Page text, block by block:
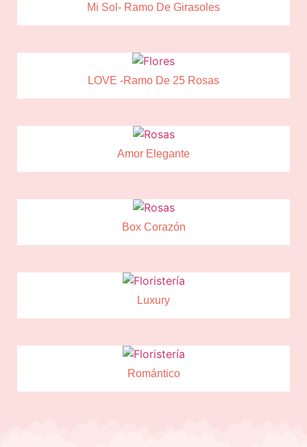
Mi Sol- Ramo De Girasoles
LOVE -Ramo De 25 Rosas
Amor Elegante
Box Corazón
Luxury
Romántico